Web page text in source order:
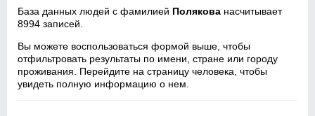
База данных людей с фамилией Полякова насчитывает
8994 записей.
Вы можете воспользоваться формой выше, чтобы
отфильтровать результаты по имени, стране или городу
проживания. Перейдите на страницу человека, чтобы
увидеть полную информацию о нем.